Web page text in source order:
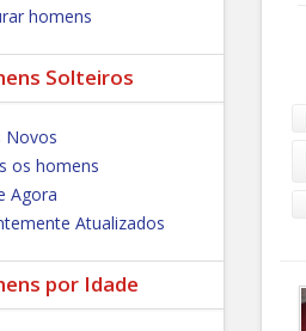
homens
Solteiros
Novos
os homens
Agora
Atualizados
por Idade